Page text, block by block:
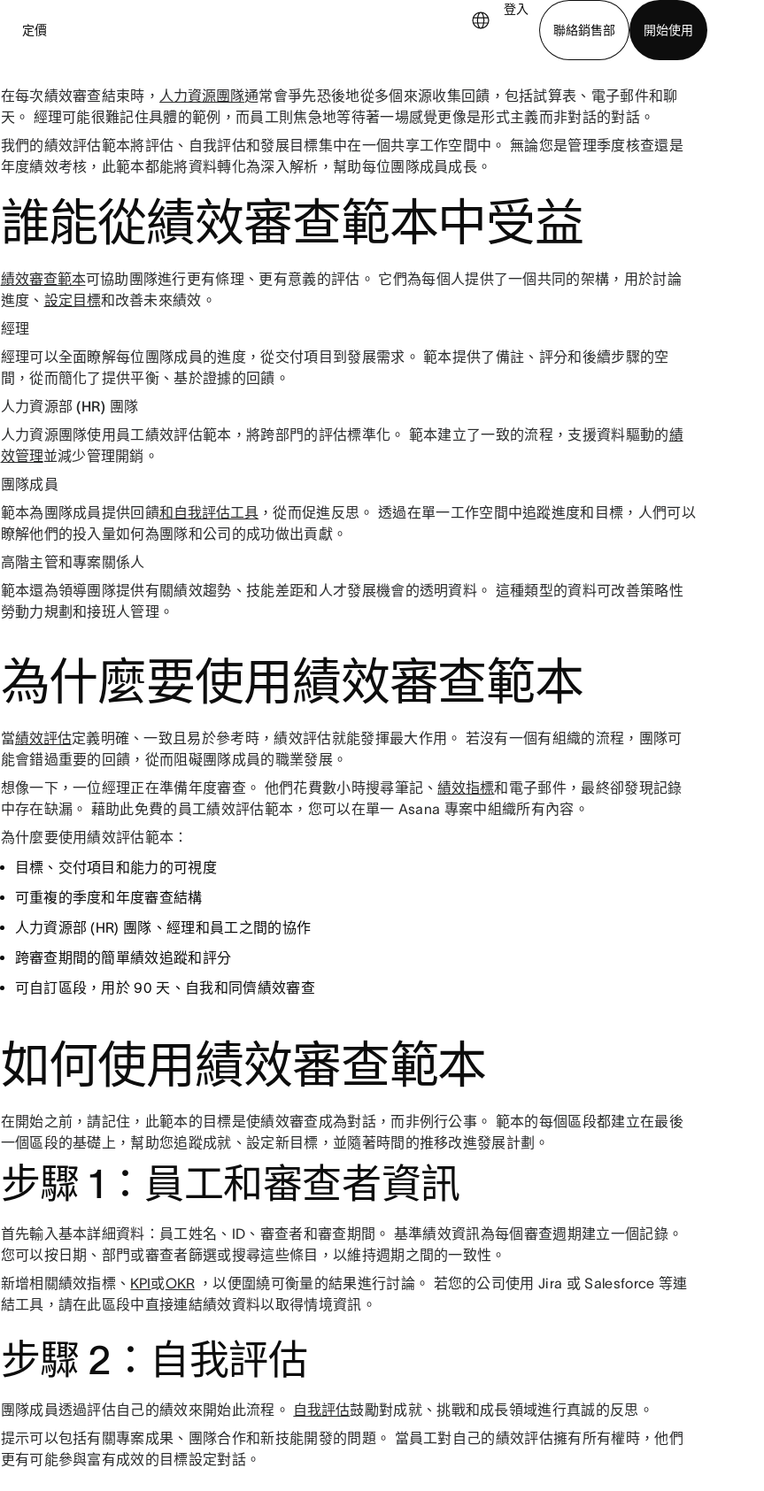
定價
登入
聯絡銷售部
開始使用
聯絡銷售部 檢視示範 下載應用程式
在每次績效審查結束時， 人力資源團隊通常會爭先恐後地從多個來源收集回饋，包括試算表、電子郵件和聊
天。 經理可能很難記住具體的範例，而員工則焦急地等待著一場感覺更像是形式主義而非對話的對話。
我們的績效評估範本將評估、自我評估和發展目標集中在一個共享工作空間中。 無論您是管理季度核查還是
年度績效考核，此範本都能將資料轉化為深入解析，幫助每位團隊成員成長。
誰能從績效審查範本中受益
績效審查範本可協助團隊進行更有條理、更有意義的評估。 它們為每個人提供了一個共同的架構，用於討論
進度、 設定目標和改善未來績效。
經理
經理可以全面瞭解每位團隊成員的進度，從交付項目到發展需求。 範本提供了備註、評分和後續步驟的空
間，從而簡化了提供平衡、基於證據的回饋。
人力資源部 (HR) 團隊
人力資源團隊使用員工績效評估範本，將跨部門的評估標準化。 範本建立了一致的流程，支援資料驅動的績
效管理並減少管理開銷。
團隊成員
範本為團隊成員提供回饋和自我評估工具 ，從而促進反思。 透過在單一工作空間中追蹤進度和目標，人們可以
瞭解他們的投入量如何為團隊和公司的成功做出貢獻。
高階主管和專案關係人
範本還為領導團隊提供有關績效趨勢、技能差距和人才發展機會的透明資料。 這種類型的資料可改善策略性
勞動力規劃和接班人管理。
為什麼要使用績效審查範本
當績效評估定義明確、一致且易於參考時，績效評估就能發揮最大作用。 若沒有一個有組織的流程，團隊可
能會錯過重要的回饋，從而阻礙團隊成員的職業發展。
想像一下，一位經理正在準備年度審查。 他們花費數小時搜尋筆記、績效指標和電子郵件，最終卻發現記錄
中存在缺漏。 藉助此免費的員工績效評估範本，您可以在單一 Asana 專案中組織所有內容。
為什麼要使用績效評估範本：
目標、交付項目和能力的可視度
可重複的季度和年度審查結構
人力資源部 (HR) 團隊、經理和員工之間的協作
跨審查期間的簡單績效追蹤和評分
可自訂區段，用於 90 天、自我和同儕績效審查
如何使用績效審查範本
在開始之前，請記住，此範本的目標是使績效審查成為對話，而非例行公事。 範本的每個區段都建立在最後
一個區段的基礎上，幫助您追蹤成就、設定新目標，並隨著時間的推移改進發展計劃。
步驟 1：員工和審查者資訊
首先輸入基本詳細資料：員工姓名、ID、審查者和審查期間。 基準績效資訊為每個審查週期建立一個記錄。
您可以按日期、部門或審查者篩選或搜尋這些條目，以維持週期之間的一致性。
新增相關績效指標、 KPI或OKR，以便圍繞可衡量的結果進行討論。 若您的公司使用 Jira 或 Salesforce 等連
結工具，請在此區段中直接連結績效資料以取得情境資訊。
步驟 2：自我評估
團隊成員透過評估自己的績效來開始此流程。 自我評估鼓勵對成就、挑戰和成長領域進行真誠的反思。
提示可以包括有關專案成果、團隊合作和新技能開發的問題。 當員工對自己的績效評估擁有所有權時，他們
更有可能參與富有成效的目標設定對話。